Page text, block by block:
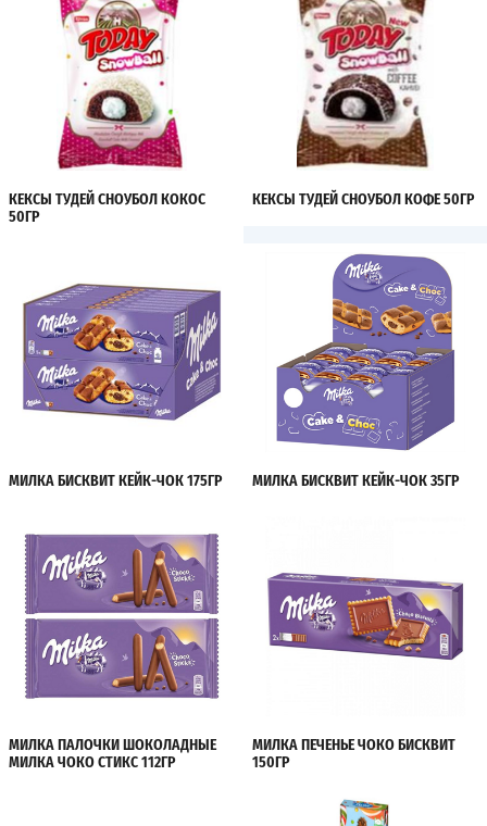
КЕКСЫ ТУДЕЙ СНОУБОЛ КОКОС
50ГР
КЕКСЫ ТУДЕЙ СНОУБОЛ КОФЕ 50ГР
МИЛКА БИСКВИТ КЕЙК-ЧОК 175ГР МИЛКА БИСКВИТ КЕЙК-ЧОК 35ГР
МИЛКА ПАЛОЧКИ ШОКОЛАДНЫЕ
МИЛКА ЧОКО СТИКС 112ГР
МИЛКА ПЕЧЕНЬЕ ЧОКО БИСКВИТ
150ГР